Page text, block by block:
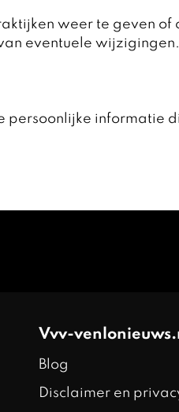
weer te geven of
eventuele wijzigingen.
persoonlijke informatie
Vvv-
Blog
Disclaimer en